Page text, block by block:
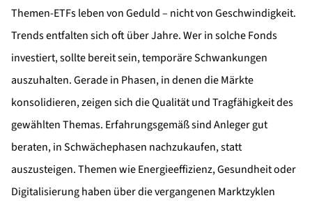
Themen-ETFs leben von Geduld – nicht von Geschwindigkeit.
Trends entfalten sich oft über Jahre. Wer in solche Fonds
investiert, sollte bereit sein, temporäre Schwankungen
auszuhalten. Gerade in Phasen, in denen die Märkte
konsolidieren, zeigen sich die Qualität und Tragfähigkeit des
gewählten Themas. Erfahrungsgemäß sind Anleger gut
beraten, in Schwächephasen nachzukaufen, statt
auszusteigen. Themen wie Energieeffizienz, Gesundheit oder
Digitalisierung haben über die vergangenen Marktzyklen